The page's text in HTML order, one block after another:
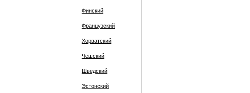
Финский
Французский
Хорватский
Чешский
Шведский
Эстонский